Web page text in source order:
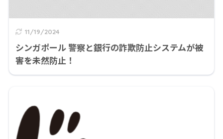
11/19/2024
シンガポール 警察と銀行の詐欺防止システムが被
害を未然防止！